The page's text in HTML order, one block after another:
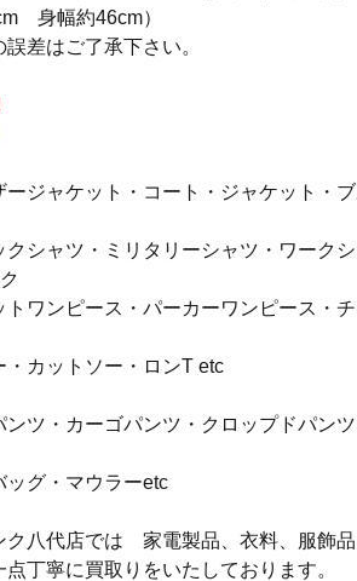
　身幅約46cm）
差はご了承下さい。
ージャケット・コート・ジャケット・
クシャツ・ミリタリーシャツ・ワーク
トワンピース・パーカーワンピース・
カットソー・ロンT etc
ツ・カーゴパンツ・クロップドパン
ッグ・マウラーetc
ク八代店では　家電製品、衣料、服飾
丁寧に買取りをいたしております。